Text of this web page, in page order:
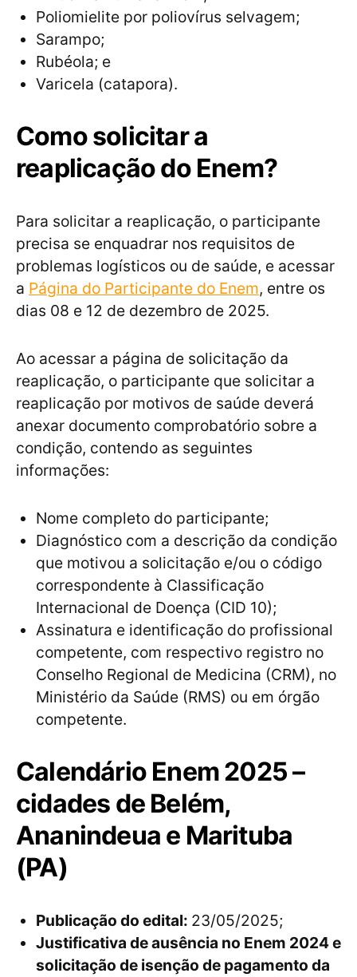
Poliomielite por poliovírus selvagem;
Sarampo;
Rubéola; e
Varicela (catapora).
Como solicitar a
reaplicação do Enem?
Para solicitar a reaplicação, o participante
precisa se enquadrar nos requisitos de
problemas logísticos ou de saúde, e acessar
a Página do Participante do Enem, entre os
dias 08 e 12 de dezembro de 2025.
Ao acessar a página de solicitação da
reaplicação, o participante que solicitar a
reaplicação por motivos de saúde deverá
anexar documento comprobatório sobre a
condição, contendo as seguintes
informações:
Nome completo do participante;
Diagnóstico com a descrição da condição
que motivou a solicitação e/ou o código
correspondente à Classificação
Internacional de Doença (CID 10);
Assinatura e identificação do profissional
competente, com respectivo registro no
Conselho Regional de Medicina (CRM), no
Ministério da Saúde (RMS) ou em órgão
competente.
Calendário Enem 2025 –
cidades de Belém,
Ananindeua e Marituba
(PA)
Publicação do edital: 23/05/2025;
Justificativa de ausência no Enem 2024 e
solicitação de isenção de pagamento da